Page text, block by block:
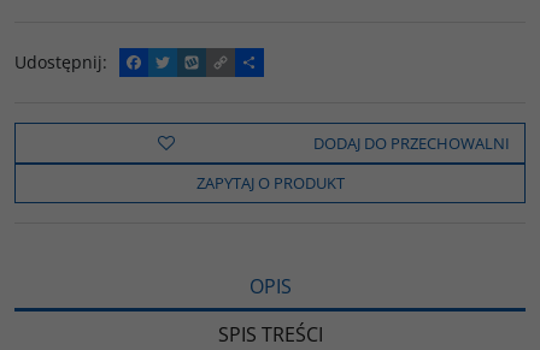
Udostępnij:
F
a
e
o
k
T
w
t
t
e
W
y
o
C
o
y
i
n
k
P
o
z
e
l
s
DODAJ DO PRZECHOWALNI
ZAPYTAJ O PRODUKT
OPIS
SPIS TREŚCI